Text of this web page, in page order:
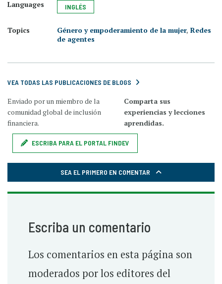
Languages INGLÉS
Topics Género y empoderamiento de la mujer, Redes
de agentes
VEA TODAS LAS PUBLICACIONES DE BLOGS
Enviado por un miembro de la
comunidad global de inclusión
financiera.
Comparta sus
experiencias y lecciones
aprendidas.
ESCRIBA PARA EL PORTAL FINDEV
SEA EL PRIMERO EN COMENTAR
Escriba un comentario
Los comentarios en esta página son
moderados por los editores del